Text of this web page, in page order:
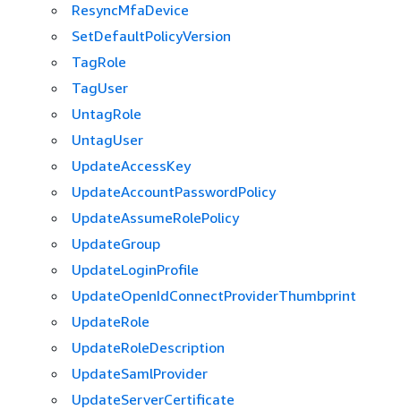
ResyncMfaDevice
SetDefaultPolicyVersion
TagRole
TagUser
UntagRole
UntagUser
UpdateAccessKey
UpdateAccountPasswordPolicy
UpdateAssumeRolePolicy
UpdateGroup
UpdateLoginProfile
UpdateOpenIdConnectProviderThumbprint
UpdateRole
UpdateRoleDescription
UpdateSamlProvider
UpdateServerCertificate